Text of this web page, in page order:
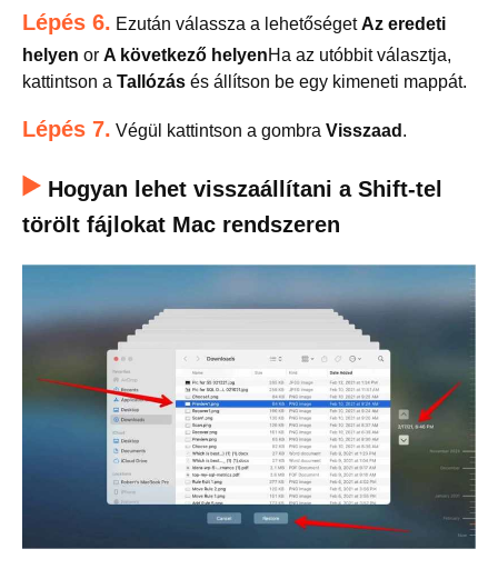
Lépés 6. Ezután válassza a lehetőségetAz eredeti
helyen or A következő helyenHa az utóbbit választja,
kattintson a Tallózás és állítson be egy kimeneti mappát.
Lépés 7. Végül kattintson a gombra Visszaad .
Hogyan lehet visszaállítani a Shift-tel
törölt fájlokat Mac rendszeren